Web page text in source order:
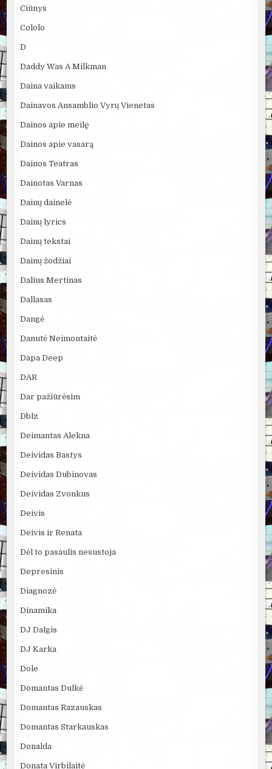
Ciūnys
Cololo
D
Daddy Was A Milkman
Daina vaikams
Dainavos Ansamblio Vyrų Vienetas
Dainos apie meilę
Dainos apie vasarą
Dainos Teatras
Dainotas Varnas
Dainų dainelė
Dainų lyrics
Dainų tekstai
Dainų žodžiai
Dalius Mertinas
Dallasas
Dangė
Danutė Neimontaitė
Dapa Deep
DAR
Dar pažiūrėsim
Dblz
Deimantas Alekna
Deividas Bastys
Deividas Dubinovas
Deividas Zvonkus
Deivis
Deivis ir Renata
Dėl to pasaulis nesustoja
Depresinis
Diagnozė
Dinamika
DJ Dalgis
DJ Karka
Dole
Domantas Dulkė
Domantas Razauskas
Domantas Starkauskas
Donalda
Donata Virbilaitė